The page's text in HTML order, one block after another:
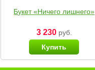
Букет «Ничего лишнего»
3 230руб.
Купить